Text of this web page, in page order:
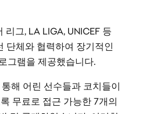
리그, LA LIGA, UNICEF 등
단체와 협력하여 장기적인
그램을 제공했습니다.
해 어린 선수들과 코치들이
무료로 접근 가능한 7개의